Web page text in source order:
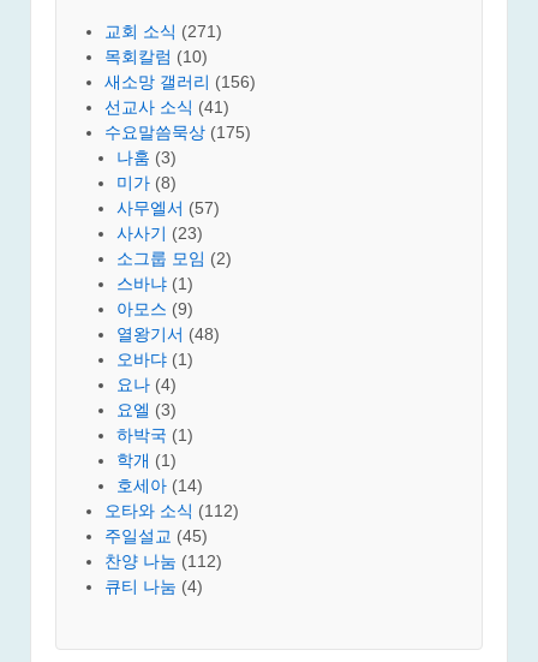
교회 소식 (271)
목회칼럼 (10)
새소망 갤러리 (156)
선교사 소식 (41)
수요말씀묵상 (175)
나훔 (3)
미가 (8)
사무엘서 (57)
사사기 (23)
소그룹 모임 (2)
스바냐 (1)
아모스 (9)
열왕기서 (48)
오바댜 (1)
요나 (4)
요엘 (3)
하박국 (1)
학개 (1)
호세아 (14)
오타와 소식 (112)
주일설교 (45)
찬양 나눔 (112)
큐티 나눔 (4)